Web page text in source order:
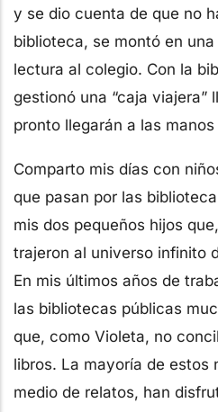
y se dio cuenta de que no
biblioteca, se montó en
lectura al colegio. Con la
gestionó una “caja viajera”
pronto llegarán a las
Comparto mis días con
que pasan por las
mis dos pequeños hijos
trajeron al universo infinito
En mis últimos años de
las bibliotecas públicas
que, como Violeta, no
libros. La mayoría de estos
medio de relatos, han